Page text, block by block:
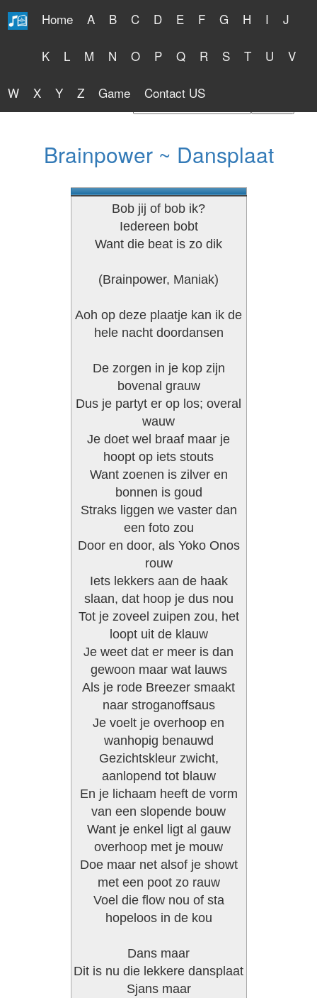
Home A B C D E F G H I J
K L M N O P Q R S T U V
W X Y Z Game Contact US
Free Lyrics 2026
Brainpower ~ Dansplaat
Bob jij of bob ik?
Iedereen bobt
Want die beat is zo dik
(Brainpower, Maniak)
Aoh op deze plaatje kan ik de
hele nacht doordansen
De zorgen in je kop zijn
bovenal grauw
Dus je partyt er op los; overal
wauw
Je doet wel braaf maar je
hoopt op iets stouts
Want zoenen is zilver en
bonnen is goud
Straks liggen we vaster dan
een foto zou
Door en door, als Yoko Onos
rouw
Iets lekkers aan de haak
slaan, dat hoop je dus nou
Tot je zoveel zuipen zou, het
loopt uit de klauw
Je weet dat er meer is dan
gewoon maar wat lauws
Als je rode Breezer smaakt
naar stroganoffsaus
Je voelt je overhoop en
wanhopig benauwd
Gezichtskleur zwicht,
aanlopend tot blauw
En je lichaam heeft de vorm
van een slopende bouw
Want je enkel ligt al gauw
overhoop met je mouw
Doe maar net alsof je showt
met een poot zo rauw
Voel die flow nou of sta
hopeloos in de kou
Dans maar
Dit is nu die lekkere dansplaat
Sjans maar